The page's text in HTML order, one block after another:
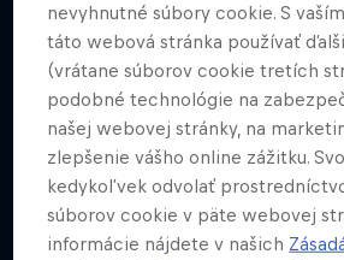
Viac
nevyhnutné súbory cookie. S
táto webová stránka používať
(vrátane súborov cookie tretích
podobné technológie na
našej webovej stránky, na
zlepšenie vášho online zážitku.
kedykoľvek odvolať
súborov cookie v päte webovej
informácie nájdete v našich